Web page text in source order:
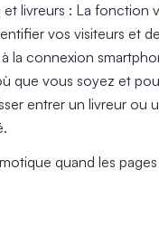
> Activer ma garantie
> Entretenir mon
> Réparer mon Kostum
> Boutique en ligne
de reportage photo
et livreurs : La fonction
vos visiteurs et
la connexion
que vous soyez et
entrer un livreur ou
quand les